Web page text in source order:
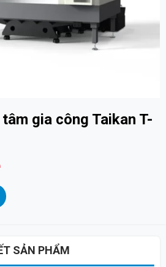
gia công Taikan T-
SẢN PHẨM